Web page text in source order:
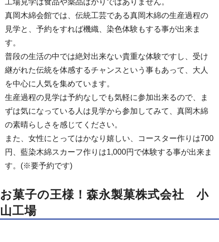
工場見学は食品や薬品ばかりではありません。
真岡木綿会館では、伝統工芸である真岡木綿の生産過程の
見学と、予約をすれば機織、染色体験もする事が出来ま
す。
普段の生活の中では絶対出来ない貴重な体験ですし、受け
継がれた伝統を体感するチャンスという事もあって、大人
を中心に人気を集めています。
生産過程の見学は予約なしでも気軽に参加出来るので、ま
ずは気になっている人は見学から参加してみて、真岡木綿
の素晴らしさを感じてください。
また、女性にとってはかなり嬉しい、コースター作りは700
円、藍染木綿スカーフ作りは1,000円で体験する事が出来ま
す。(※要予約です)
お菓子の王様！森永製菓株式会社 小
山工場